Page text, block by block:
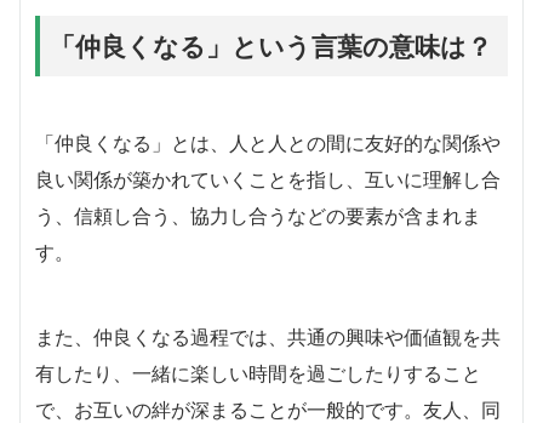
「仲良くなる」という言葉の意味は？
「仲良くなる」とは、人と人との間に友好的な関係や
良い関係が築かれていくことを指し、互いに理解し合
う、信頼し合う、協力し合うなどの要素が含まれま
す。
また、仲良くなる過程では、共通の興味や価値観を共
有したり、一緒に楽しい時間を過ごしたりすること
で、お互いの絆が深まることが一般的です。友人、同